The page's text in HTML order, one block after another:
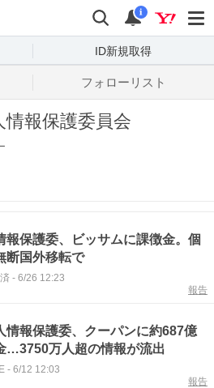
検索
通知
i
ID新規取得
フォローリスト
情報保護委員会
報保護委、ビッサムに課徴金。個
断国外移転で
- 6/26 12:23
報告
情報保護委、クーパンに約687億
…3750万人超の情報が流出
- 6/12 12:03
報告